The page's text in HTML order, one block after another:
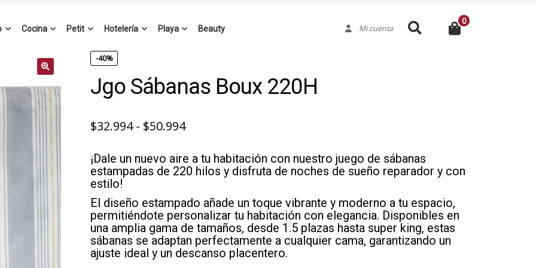
Cocina Petit Hotelería Playa Beauty Mi cuenta Buscar 0
-40%
Jgo Sábanas Boux 220H
$32.994 - $50.994Rango
precios:
$32.994
hasta
$50.994
¡Dale un nuevo aire a tu habitación con nuestro juego de sábanas
estampadas de 220 hilos y disfruta de noches de sueño reparador y con
estilo!
El diseño estampado añade un toque vibrante y moderno a tu espacio,
permitiéndote personalizar tu habitación con elegancia. Disponibles en
una amplia gama de tamaños, desde 1.5 plazas hasta super king, estas
sábanas se adaptan perfectamente a cualquier cama, garantizando un
ajuste ideal y un descanso placentero.